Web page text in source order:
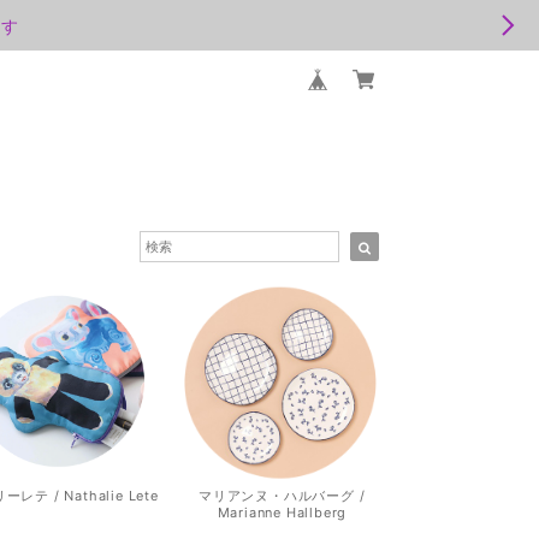
ーレテ / Nathalie Lete
マリアンヌ・ハルバーグ /
Marianne Hallberg